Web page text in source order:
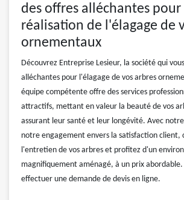
des offres alléchantes pour
réalisation de l'élagage de
ornementaux
Découvrez Entreprise Lesieur, la société qui
alléchantes pour l'élagage de vos arbres
équipe compétente offre des services
attractifs, mettant en valeur la beauté de vos
assurant leur santé et leur longévité. Avec
notre engagement envers la satisfaction client,
l'entretien de vos arbres et profitez d'un
magnifiquement aménagé, à un prix abordable.
effectuer une demande de devis en ligne.